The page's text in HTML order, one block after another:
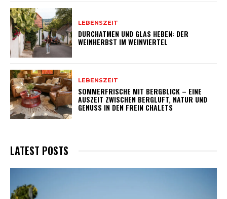
LEBENSZEIT
DURCHATMEN UND GLAS HEBEN: DER
WEINHERBST IM WEINVIERTEL
LEBENSZEIT
SOMMERFRISCHE MIT BERGBLICK – EINE
AUSZEIT ZWISCHEN BERGLUFT, NATUR UND
GENUSS IN DEN FREIN CHALETS
LATEST POSTS